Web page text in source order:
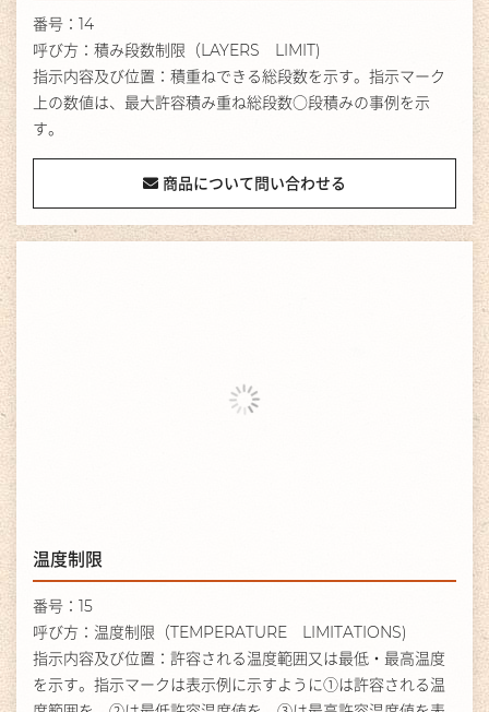
番号：14
呼び方：積み段数制限（LAYERS LIMIT)
指示内容及び位置：積重ねできる総段数を示す。指示マーク
上の数値は、最大許容積み重ね総段数○段積みの事例を示
す。
商品について問い合わせる
温度制限
番号：15
呼び方：温度制限（TEMPERATURE LIMITATIONS)
指示内容及び位置：許容される温度範囲又は最低・最高温度
を示す。指示マークは表示例に示すように①は許容される温